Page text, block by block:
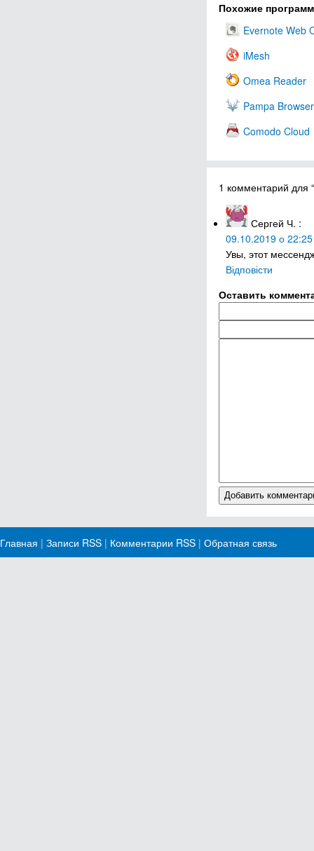
Похожие
Evernote Web
iMesh
Omea Reader
Pampa Browser
Comodo Cloud
1 комментарий для
Сергей Ч. :
09.10.2019 о 22:25
Увы, этот
Відповісти
Оставить
Главная | Записи RSS | Комментарии RSS | Обратная связь